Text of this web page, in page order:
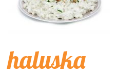
haluska